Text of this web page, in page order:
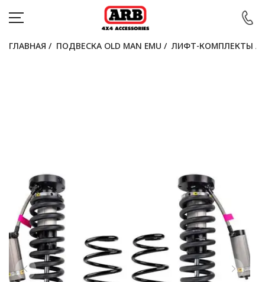
БЛОГ
ПОКУПАТЕЛЯМ
КОНТАКТЫ
Войти
ГЛАВНАЯ / ПОДВЕСКА OLD MAN EMU / ЛИФТ-КОМПЛЕКТЫ /